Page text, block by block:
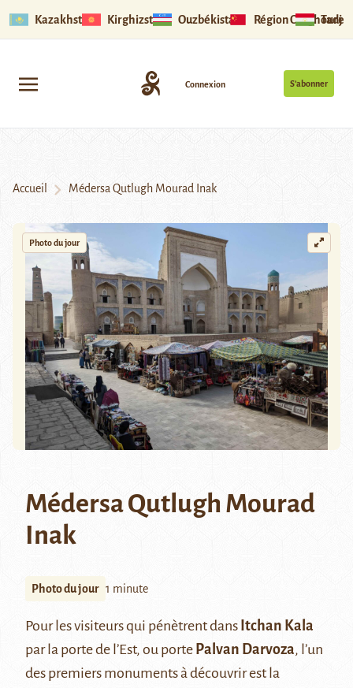
Kazakhstan Kirghizstan Ouzbékistan Région Ouïghoure
S’abonner
Connexion
Accueil Médersa Qutlugh Mourad Inak
Photo du jour
Médersa Qutlugh Mourad
Inak
Photo du jour 1 minute
Pour les visiteurs qui pénètrent dans Itchan Kala
par la porte de l’Est, ou porte Palvan Darvoza, l’un
des premiers monuments à découvrir est la